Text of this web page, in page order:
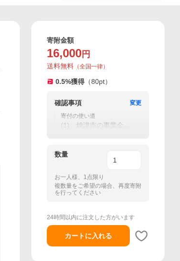
寄附金額
16,000 円
送料無料 （全国一律）
0.5%獲得 （80pt）
確認事項
変更
寄付の使い道
(1) 焼津市の事業全般
数量
お一人様、1点限り
複数量をご希望の場合、再度寄附
を行ってください
24時間以内に注文した方がいます
カートに入れる